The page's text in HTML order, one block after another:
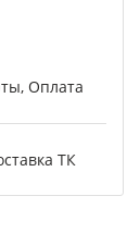
Оплата
ТК